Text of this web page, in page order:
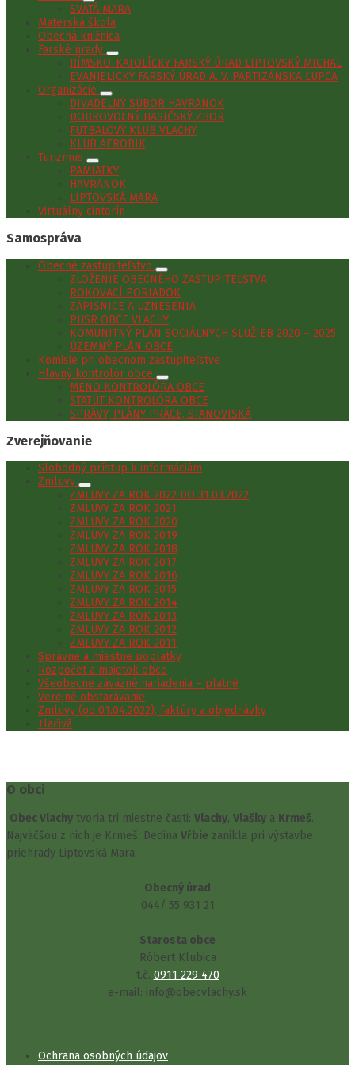
SVÄTÁ MARA
Materská škola
Obecná knižnica
Farské úrady
RÍMSKO-KATOLÍCKY FARSKÝ ÚRAD LIPTOVSKÝ MICHAL
EVANJELICKÝ FARSKÝ ÚRAD A. V. PARTIZÁNSKA ĽUPČA
Organizácie
DIVADELNÝ SÚBOR HAVRÁNOK
DOBROVOĽNÝ HASIČSKÝ ZBOR
FUTBALOVÝ KLUB VLACHY
KLUB AEROBIK
Turizmus
PAMIATKY
HAVRÁNOK
LIPTOVSKÁ MARA
Virtuálny cintorín
Samospráva
Obecné zastupiteľstvo
ZLOŽENIE OBECNÉHO ZASTUPITEĽSTVA
ROKOVACÍ PORIADOK
ZÁPISNICE A UZNESENIA
PHSR OBCE VLACHY
KOMUNITNÝ PLÁN SOCIÁLNYCH SLUŽIEB 2020 – 2025
ÚZEMNÝ PLÁN OBCE
Komisie pri obecnom zastupiteľstve
Hlavný kontrolór obce
MENO KONTROLÓRA OBCE
ŠTATÚT KONTROLÓRA OBCE
SPRÁVY, PLÁNY PRÁCE, STANOVISKÁ
Zverejňovanie
Slobodný prístup k informáciám
Zmluvy
ZMLUVY ZA ROK 2022 DO 31.03.2022
ZMLUVY ZA ROK 2021
ZMLUVY ZA ROK 2020
ZMLUVY ZA ROK 2019
ZMLUVY ZA ROK 2018
ZMLUVY ZA ROK 2017
ZMLUVY ZA ROK 2016
ZMLUVY ZA ROK 2015
ZMLUVY ZA ROK 2014
ZMLUVY ZA ROK 2013
ZMLUVY ZA ROK 2012
ZMLUVY ZA ROK 2011
Správne a miestne poplatky
Rozpočet a majetok obce
Všeobecne záväzné nariadenia – platné
Verejné obstarávanie
Zmluvy (od 01.04.2022), faktúry a objednávky
Tlačivá
O obci
Obec Vlachy tvoria tri miestne časti: Vlachy, Vlašky a Krmeš.
Najväčšou z nich je Krmeš. Dedina Vŕbie zanikla pri výstavbe
priehrady Liptovská Mara.
Obecný úrad
044/ 55 931 21
Starosta obce
Róbert Klubica
t.č. 0911 229 470
e-mail: info@obecvlachy.sk
Ochrana osobných údajov